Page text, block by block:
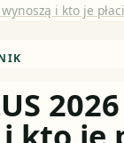
i kto je